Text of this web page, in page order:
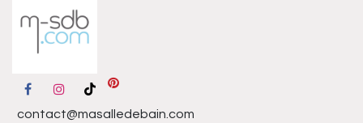
contact@masalledebain.com